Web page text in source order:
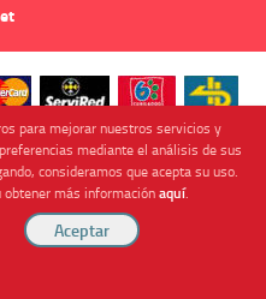
para mejorar nuestros servicios y
mediante el análisis de sus
consideramos que acepta su uso.
obtener más informaciónaquí.